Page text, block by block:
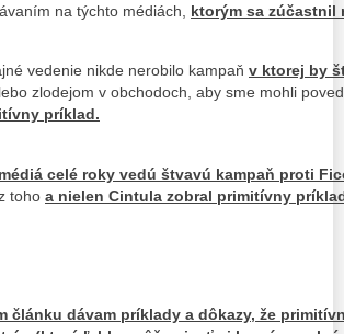
na týchto médiách, ktorým sa zúčastnil
vedenie nikde nerobilo kampaň v ktorej by
zlodejom v obchodoch, aby sme mohli
príklad.
celé roky vedú štvavú kampaň proti
toho a nielen Cintula zobral primitívny
článku dávam príklady a dôkazy, že